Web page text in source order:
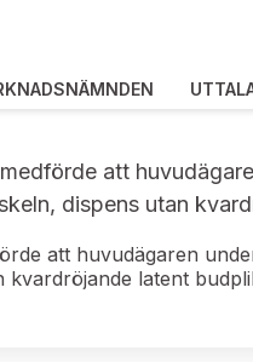
att
dispens utan
att huvudägaren
latent